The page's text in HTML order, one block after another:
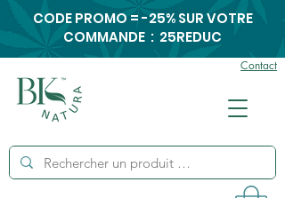
Contact
CODE PROMO = -25% SUR VOTRE
COMMANDE : 25REDUC